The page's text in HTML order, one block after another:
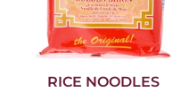
RICE NOODLES